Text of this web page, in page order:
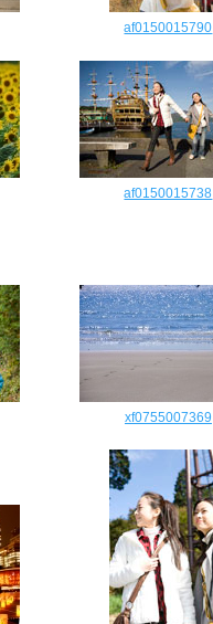
af0150015790
af0150015738
xf0755007369